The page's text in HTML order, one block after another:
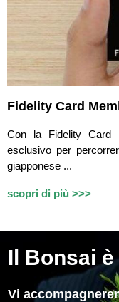
Fidelity Card
Con la Fidelity Card
esclusivo per
giapponese ...
scopri di più >>>
Il Bonsai
Vi